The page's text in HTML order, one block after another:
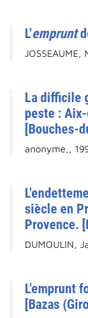
L'emprunt
JOSSEAUME,
La difficile
peste :
[Bouches-
anonyme,,
siècle en
Provence.
DUMOULIN,
L'emprunt
[Bazas